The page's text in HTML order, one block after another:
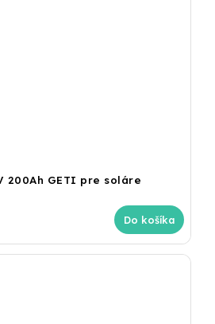
200Ah GETI pre soláre
Do košíka